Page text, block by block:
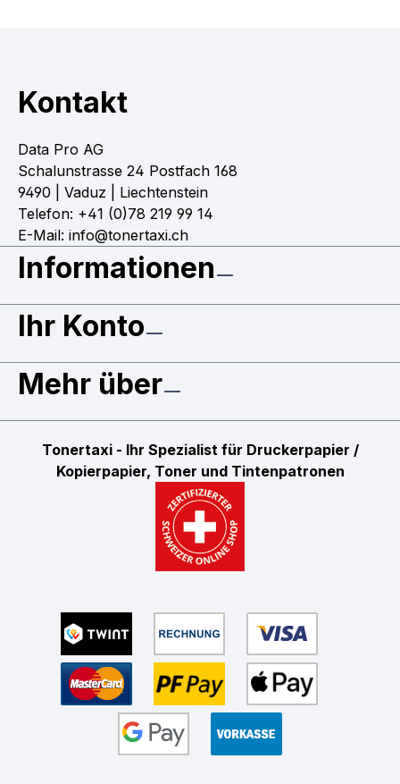
Kontakt
Data Pro AG
Schalunstrasse 24 Postfach 168
9490 | Vaduz | Liechtenstein
Telefon: +41 (0)78 219 99 14
E-Mail: info@tonertaxi.ch
Informationen
Ihr Konto
Mehr über
Tonertaxi - Ihr Spezialist für Druckerpapier /
Kopierpapier, Toner und Tintenpatronen